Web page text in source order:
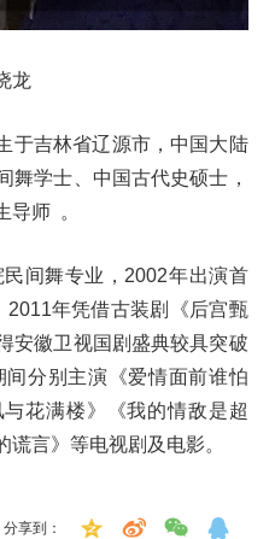
龙
于吉林省辽源市，中国大陆
舞学士、中国古代史硕士，
导师 。
间舞专业，2002年出演首
年凭借古装剧《后宫甄
安徽卫视国剧盛典较具突破
分别主演《爱情面前谁怕
花满楼》《我的情敌是超
言》等电视剧及电影。
分享到：